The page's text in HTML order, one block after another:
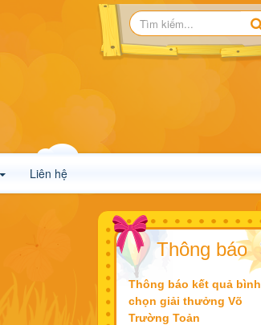
Liên hệ
Thông báo
Thông báo kết quả bình
chọn giải thưởng Võ
Trường Toản